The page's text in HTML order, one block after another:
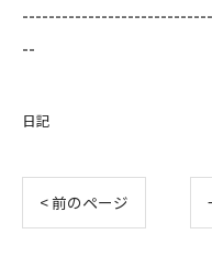
--
日記
< 前のページ